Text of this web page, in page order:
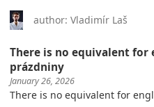
author: Vladimír Laš
There is no equivalent for
prázdniny
January 26, 2026
There is no equivalent for